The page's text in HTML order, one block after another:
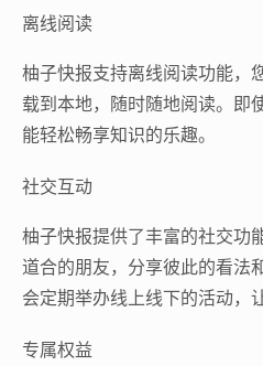
离线阅读
柚子快报支持离线阅读功能，
载到本地，随时随地阅读。即
能轻松畅享知识的乐趣。
社交互动
柚子快报提供了丰富的社交功
道合的朋友，分享彼此的看法
会定期举办线上线下的活动，
专属权益